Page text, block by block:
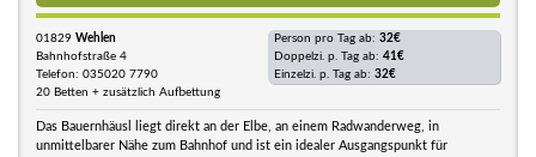
01829 Wehlen
Bahnhofstraße 4
Telefon: 035020 7790
20 Betten + zusätzlich Aufbettung
Person pro Tag ab: 32€
Doppelzi. p. Tag ab: 41€
Einzelzi. p. Tag ab: 32€
Das Bauernhäusl liegt direkt an der Elbe, an einem Radwanderweg, in
unmittelbarer Nähe zum Bahnhof und ist ein idealer Ausgangspunkt für